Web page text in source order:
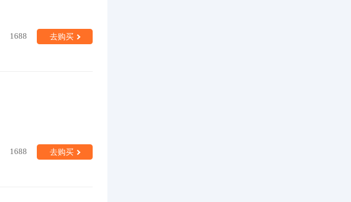
1688 去购买
1688 去购买